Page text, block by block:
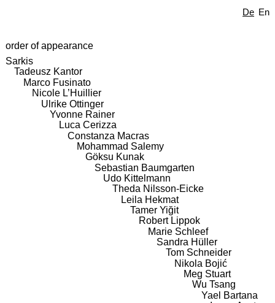
De En
order of appearance
Sarkis
Tadeusz Kantor
Marco Fusinato
Nicole L’Huillier
Ulrike Ottinger
Yvonne Rainer
Luca Cerizza
Constanza Macras
Mohammad Salemy
Göksu Kunak
Sebastian Baumgarten
Udo Kittelmann
Theda Nilsson-Eicke
Leila Hekmat
Tamer Yiğit
Robert Lippok
Marie Schleef
Sandra Hüller
Tom Schneider
Nikola Bojić
Meg Stuart
Wu Tsang
Yael Bartana